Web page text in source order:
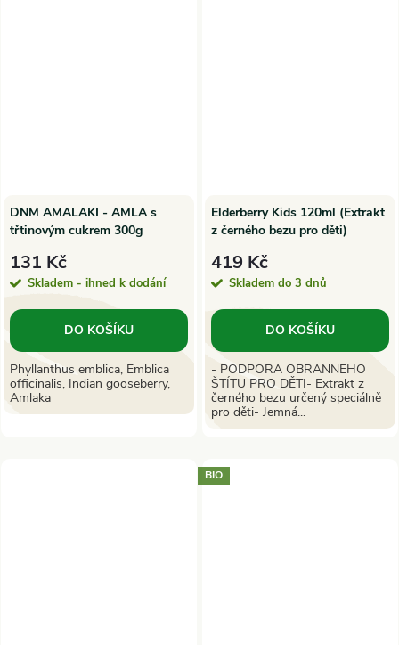
DNM AMALAKI - AMLA s
třtinovým cukrem 300g
131 Kč
Skladem - ihned k dodání
DO KOŠÍKU
Phyllanthus emblica, Emblica
officinalis, Indian gooseberry,
Amlaka
Elderberry Kids 120ml (Extrakt
z černého bezu pro děti)
419 Kč
Skladem do 3 dnů
DO KOŠÍKU
- PODPORA OBRANNÉHO
ŠTÍTU PRO DĚTI- Extrakt z
černého bezu určený speciálně
pro děti- Jemná...
BIO